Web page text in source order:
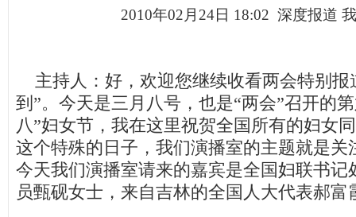
2010年02月24日 18:02 深度报道
主持人：好，欢迎您继续收看两会特别报
到”。今天是三月八号，也是“两会”召开的
八”妇女节，我在这里祝贺全国所有的妇女
这个特殊的日子，我们演播室的主题就是关
今天我们演播室请来的嘉宾是全国妇联书记
员甄砚女士，来自吉林的全国人大代表郝富